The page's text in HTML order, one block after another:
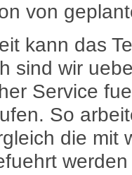
von
kann das
sind wir
Service
So
die mit